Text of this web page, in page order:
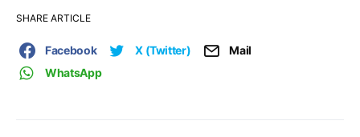
SHARE ARTICLE
Facebook X (Twitter)
Mail
WhatsApp